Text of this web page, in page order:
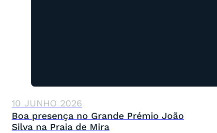
10 JUNHO 2026
Boa presença no Grande Prémio João
Silva na Praia de Mira